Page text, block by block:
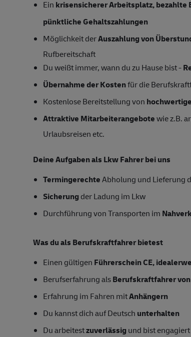
Ein krisensicherer Arbeitsplatz,
pünktliche Gehaltszahlungen
Möglichkeit derAuszahlung von
Rufbereitschaft
Du weißt immer, wann du zu Hause bist -
Übernahme der Kostenfür die
Kostenlose Bereitstellung von
Attraktive Mitarbeiterangebotewie z.B.
Urlaubsreisen etc.
Deine Aufgaben als Lkw Fahrer bei uns
TermingerechteAbholung und Lieferung
Sicherung der Ladung im Lkw
Durchführung von Transporten im
Was du als Berufskraftfahrer bietest
Einen gültigen Führerschein CE,
Berufserfahrung alsBerufskraftfahrer
Erfahrung im Fahren mitAnhängern
Du kannst dich auf Deutsch unterhalten
Du arbeitestzuverlässig und bist engagiert